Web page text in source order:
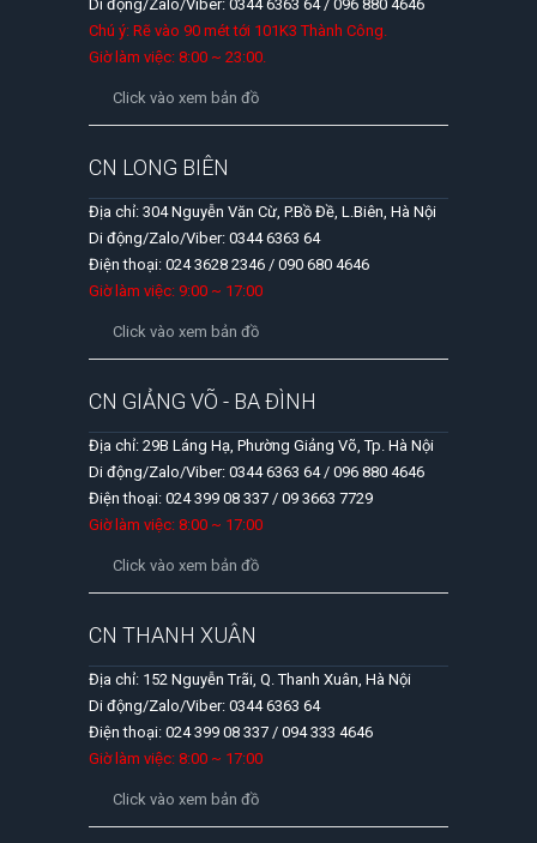
Di động/Zalo/Viber: 0344 6363 64 / 096 880 4646
Chú ý: Rẽ vào 90 mét tới 101K3 Thành Công.
Giờ làm việc: 8:00 ~ 23:00.
Click vào xem bản đồ
CN LONG BIÊN
Địa chỉ: 304 Nguyễn Văn Cừ, P.Bồ Đề, L.Biên, Hà Nội
Di động/Zalo/Viber: 0344 6363 64
Điện thoại: 024 3628 2346 / 090 680 4646
Giờ làm việc: 9:00 ~ 17:00
Click vào xem bản đồ
CN GIẢNG VÕ - BA ĐÌNH
Địa chỉ: 29B Láng Hạ, Phường Giảng Võ, Tp. Hà Nội
Di động/Zalo/Viber: 0344 6363 64 / 096 880 4646
Điện thoại: 024 399 08 337 / 09 3663 7729
Giờ làm việc: 8:00 ~ 17:00
Click vào xem bản đồ
CN THANH XUÂN
Địa chỉ: 152 Nguyễn Trãi, Q. Thanh Xuân, Hà Nội
Di động/Zalo/Viber: 0344 6363 64
Điện thoại: 024 399 08 337 / 094 333 4646
Giờ làm việc: 8:00 ~ 17:00
Click vào xem bản đồ